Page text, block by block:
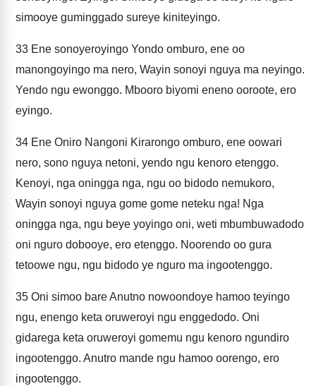
simooye guminggado sureye kiniteyingo.
33 Ene sonoyeroyingo Yondo omburo, ene oo
manongoyingo ma nero, Wayin sonoyi nguya ma neyingo.
Yendo ngu ewonggo. Mbooro biyomi eneno ooroote, ero
eyingo.
34 Ene Oniro Nangoni Kirarongo omburo, ene oowari
nero, sono nguya netoni, yendo ngu kenoro etenggo.
Kenoyi, nga oningga nga, ngu oo bidodo nemukoro,
Wayin sonoyi nguya gome gome neteku nga! Nga
oningga nga, ngu beye yoyingo oni, weti mbumbuwadodo
oni nguro dobooye, ero etenggo. Noorendo oo gura
tetoowe ngu, ngu bidodo ye nguro ma ingootenggo.
35 Oni simoo bare Anutno nowoondoye hamoo teyingo
ngu, enengo keta oruweroyi ngu enggedodo. Oni
gidarega keta oruweroyi gomemu ngu kenoro ngundiro
ingootenggo. Anutro mande ngu hamoo oorengo, ero
ingootenggo.